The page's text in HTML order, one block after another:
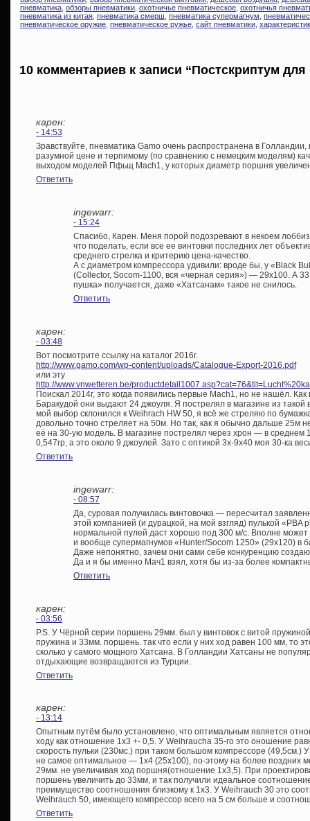
пневматика обзоры пневматики охотничье пневматическое охотничья
пневматика из китая пневматика смерш пневматика супермагнум
пневматическое оружие пневматическое ружье сайт пневматики
10 комментариев к записи “Постскриптум
карен:
- 14:53
Зравствуйте, пневматика Gamo очень распространена в
разумной цене и терпимому (по сравнению с немецким моделям)
выходом моделей Пфьщ Mach1, у которых диаметр поршня
Ответить
ingewarr:
- 15:24
Спасибо, Карен. Меня порой подозревают в некоем
что поделать, если все ее винтовки последних лет
среднего стрелка и критерию цена-качество.
А с диаметром компрессора удивили: вроде бы, у «Black
(Collector, Socom-1100, вся «черная серия») — 29х100. А
пушка» получается, даже «Хатсанам» такое не снилось.
Ответить
карен:
- 03:48
Вот посмотрите ссылку на каталог 2016г.
http://www.gamo.com/wp-content/uploads/Catalogue-Export-2016.pdf
или эту
http://www.vnwetteren.be/
Поискал 2014г, это когда появились первые Mach1, но не нашёл.
Баракудой они выдают 24 джоуля. Я пострелял в магазине из такой
мой выбор склонился к Weihrach HW 50, я всё же стреляю по
довольно точно стреляет на 50м. Но так, как я обычно дальше 25м
её на 30-ую модель. В магазине пострелял через хрон — в среднем
0,547гр, а это около 9 джоулей. Зато с оптикой 3x-9х40 моя 30-ка
Ответить
ingewarr:
- 08:57
Да, суровая получилась винтовочка — пересчитал
этой компанией (и дурацкой, на мой взгляд) пулькой
нормальной пулей даст хорошо под 300 м/с. Вполне может
и вообще супермагнумов «Hunter/Socom 1250» (29х120) в
Даже непонятно, зачем они сами себе конкуренцию
Да и я бы именно Мач1 взял, хотя бы из-за более
Ответить
карен:
- 03:56
P.S. У Чёрной серии поршень 29мм. был у винтовок с витой
пружина и 33мм. поршень. так что если у них ход равен 100 мм, то
сколько у самого мощного Хатсана. В Голландии Хатсаны не
отдыхающие возвращаются из Турции.
Ответить
карен:
- 13:14
Опытным путём было установлено, что оптимальным является
ходу как отношение 1х3 +- 0,5. У Weihraucha 35-го это оношение
скорость пульки (230мс.) при таком большом компрессоре
не самое оптимальное — 1х4 (25х100), по-этому на более поздних
29мм. не увеличивая ход поршня(отношение 1х3,5). При
поршень увеличить до 33мм, и так получили идеальное
преимущество соотношения близкому к 1х3. У Weihrauch 30 это
Weihrauch 50, имеющего компрессор всего на 5 см больше и
Ответить